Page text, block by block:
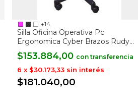
+14
Silla Oficina Operativa Pc
Ergonomica Cyber Brazos Rudy
603
$153.884,00 con
$181.040,00
6 x $30.173,33 sin interés